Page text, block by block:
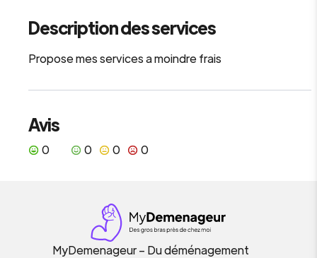
Description des services
Propose mes services a moindre frais
Avis
0 0 0 0
MyDemenageur – Du déménagement